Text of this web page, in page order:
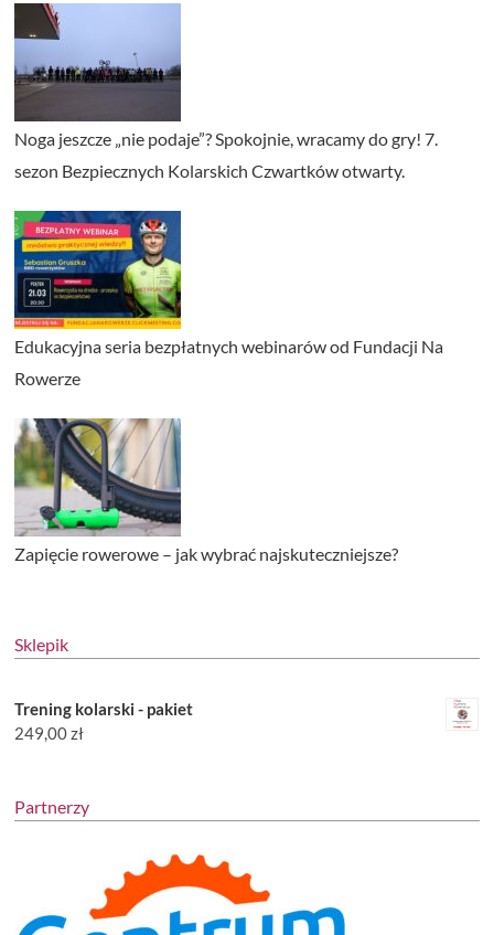
Noga jeszcze „nie podaje”? Spokojnie, wracamy do gry! 7.
sezon Bezpiecznych Kolarskich Czwartków otwarty.
Edukacyjna seria bezpłatnych webinarów od Fundacji Na
Rowerze
Zapięcie rowerowe – jak wybrać najskuteczniejsze?
Sklepik
Trening kolarski - pakiet
249,00zł
Partnerzy